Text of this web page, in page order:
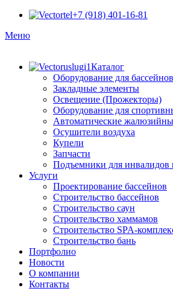
+7 (918) 401-16-81
Меню
Каталог
Оборудование для бассейнов
Закладные элементы
Освещение (Прожекторы)
Оборудование для
Автоматические
Осушители воздуха
Купели
Запчасти
Подъемники для инвалидов
Услуги
Проектирование бассейнов
Строительство бассейнов
Строительство саун
Строительство хаммамов
Строительство SPA-
Строительство бань
Портфолио
Новости
O компании
Контакты